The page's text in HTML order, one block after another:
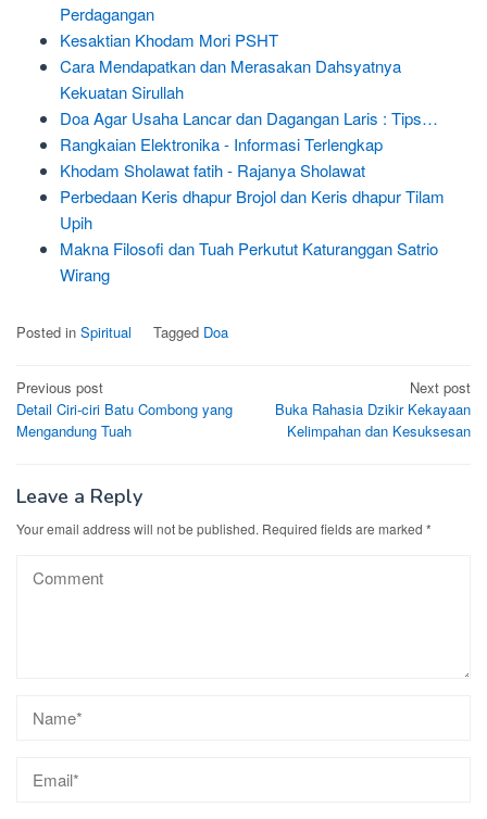
Perdagangan
Kesaktian Khodam Mori PSHT
Cara Mendapatkan dan Merasakan Dahsyatnya
Kekuatan Sirullah
Doa Agar Usaha Lancar dan Dagangan Laris : Tips…
Rangkaian Elektronika - Informasi Terlengkap
Khodam Sholawat fatih - Rajanya Sholawat
Perbedaan Keris dhapur Brojol dan Keris dhapur Tilam
Upih
Makna Filosofi dan Tuah Perkutut Katuranggan Satrio
Wirang
Posted in Spiritual Tagged Doa
Post
navigation
Previous post
Detail Ciri-ciri Batu Combong yang
Mengandung Tuah
Next post
Buka Rahasia Dzikir Kekayaan
Kelimpahan dan Kesuksesan
Leave a Reply
Your email address will not be published. Required fields are marked *